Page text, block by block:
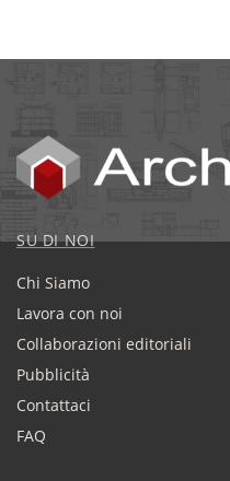
SU DI NOI
Chi Siamo
Lavora con noi
Collaborazioni editoriali
Pubblicità
Contattaci
FAQ